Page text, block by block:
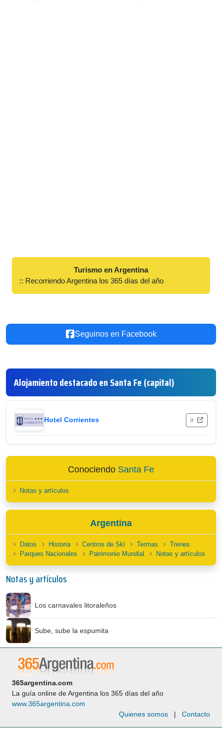
Turismo en Argentina
:: Recorriendo Argentina los 365 días del año
Seguinos en Facebook
Alojamiento destacado en Santa Fe (capital)
Hotel Corrientes ir
Conociendo Santa Fe
Notas y artículos
Argentina
Datos Historia Centros de Ski Termas
Trenes
Parques Nacionales
Patrimonio Mundial Notas y artículos
Notas y artículos
Los carnavales litoraleños
Sube, sube la espumita
365argentina.com
La guía online de Argentina los 365 días del año
www.365argentina.com
Quienes somos | Contacto